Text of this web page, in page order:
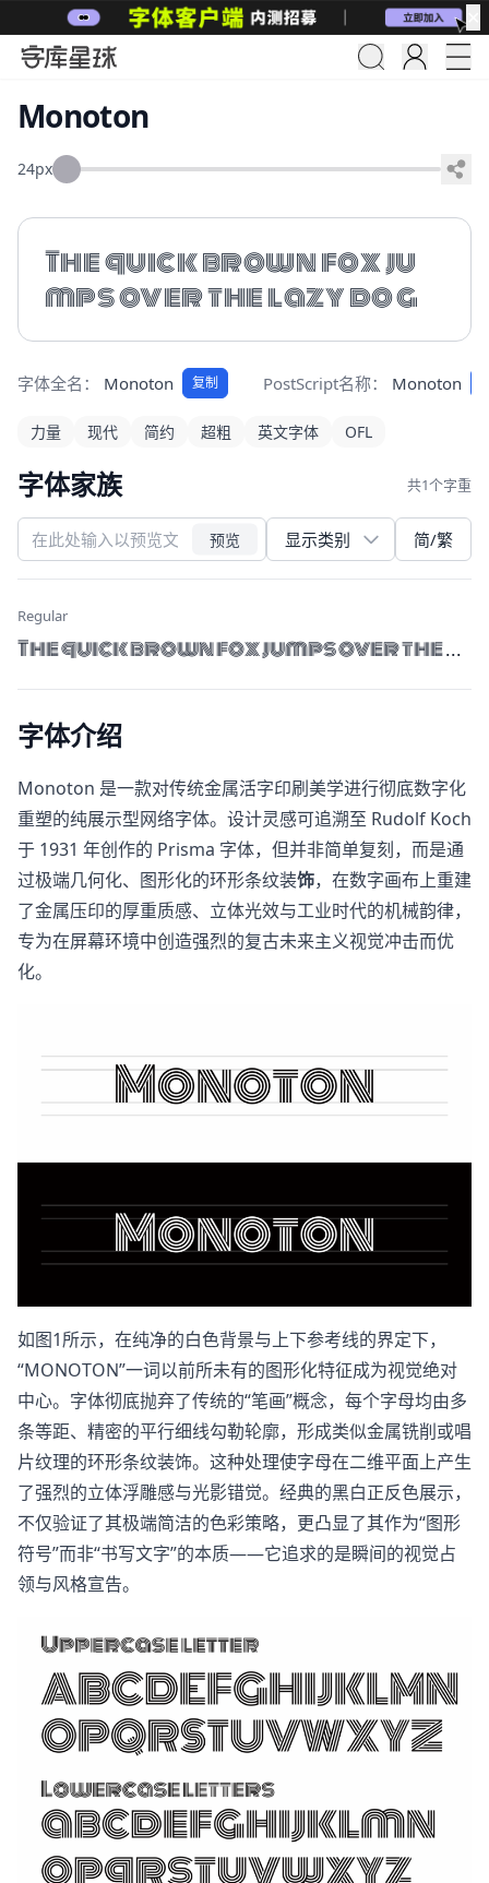
Monoton
24px
The quick brown fox ju
mps over the lazy dog
字体全名： Monoton 复制 PostScript名称： Monoton
力量 现代 简约 超粗 英文字体 OFL
字体家族 共1个字重
预览 简/繁
Regular
The quick brown fox jumps over the
字体介绍
Monoton 是一款对传统金属活字印刷美学进行彻底数字化
重塑的纯展示型网络字体。设计灵感可追溯至 Rudolf Koch
于 1931 年创作的 Prisma 字体，但并非简单复刻，而是通
过极端几何化、图形化的环形条纹装饰，在数字画布上重建
了金属压印的厚重质感、立体光效与工业时代的机械韵律，
专为在屏幕环境中创造强烈的复古未来主义视觉冲击而优
化。
如图1所示，在纯净的白色背景与上下参考线的界定下，
“MONOTON”一词以前所未有的图形化特征成为视觉绝对
中心。字体彻底抛弃了传统的“笔画”概念，每个字母均由多
条等距、精密的平行细线勾勒轮廓，形成类似金属铣削或唱
片纹理的环形条纹装饰。这种处理使字母在二维平面上产生
了强烈的立体浮雕感与光影错觉。经典的黑白正反色展示，
不仅验证了其极端简洁的色彩策略，更凸显了其作为“图形
符号”而非“书写文字”的本质——它追求的是瞬间的视觉占
领与风格宣告。